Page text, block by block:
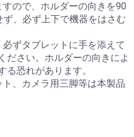
ので、ホルダーの向きを90
、必ず上下で機器をはさむ
ずタブレットに手を添えて
ださい。ホルダーの向きによ
る恐れがあります。
、カメラ用三脚等は本製品